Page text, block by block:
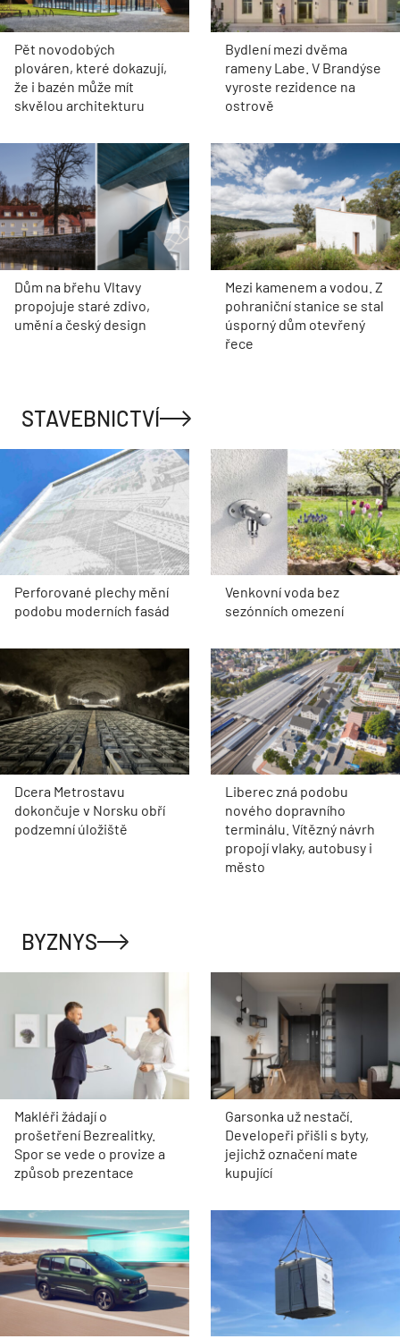
Pět novodobých
plováren, které dokazují,
že i bazén může mít
skvělou architekturu
Bydlení mezi dvěma
rameny Labe. V Brandýse
vyroste rezidence na
ostrově
Dům na břehu Vltavy
propojuje staré zdivo,
umění a český design
Mezi kamenem a vodou. Z
pohraniční stanice se stal
úsporný dům otevřený
řece
STAVEBNICTVÍ
Perforované plechy mění
podobu moderních fasád
Venkovní voda bez
sezónních omezení
Dcera Metrostavu
dokončuje v Norsku obří
podzemní úložiště
Liberec zná podobu
nového dopravního
terminálu. Vítězný návrh
propojí vlaky, autobusy i
město
BYZNYS
Makléři žádají o
prošetření Bezrealitky.
Spor se vede o provize a
způsob prezentace
Garsonka už nestačí.
Developeři přišli s byty,
jejichž označení mate
kupující